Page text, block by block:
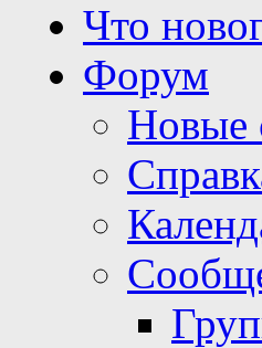
Что
Форум
Новые